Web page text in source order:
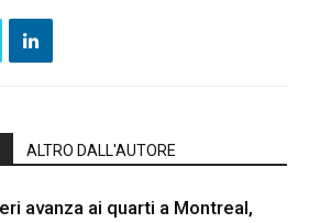
ALTRO DALL'AUTORE
avanza ai quarti a Montreal,